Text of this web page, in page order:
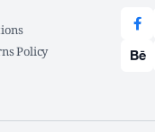
Policy